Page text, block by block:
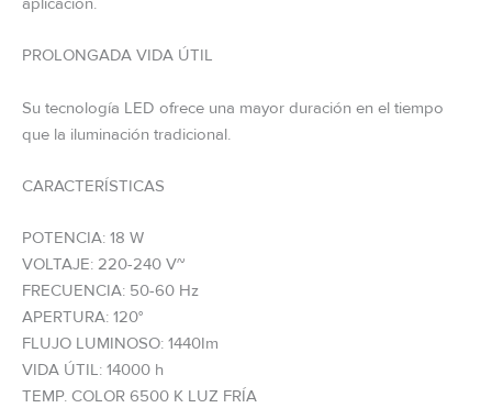
aplicación.
PROLONGADA VIDA ÚTIL
Su tecnología LED ofrece una mayor duración en el tiempo
que la iluminación tradicional.
CARACTERÍSTICAS
POTENCIA: 18 W
VOLTAJE: 220-240 V~
FRECUENCIA: 50-60 Hz
APERTURA: 120°
FLUJO LUMINOSO: 1440Im
VIDA ÚTIL: 14000 h
TEMP. COLOR 6500 K LUZ FRÍA